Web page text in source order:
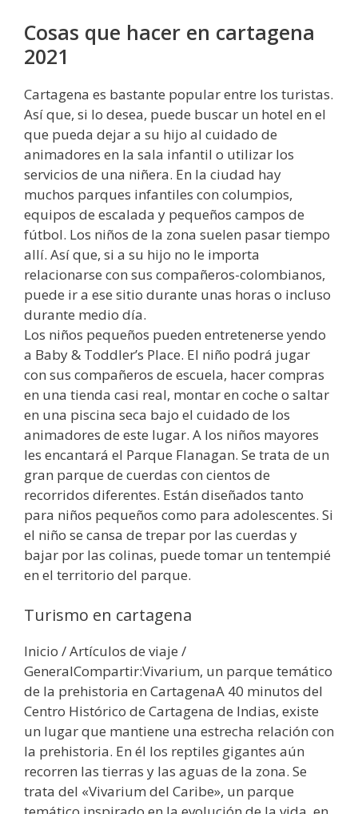
Cosas que hacer en cartagena
2021
Cartagena es bastante popular entre los turistas.
Así que, si lo desea, puede buscar un hotel en el
que pueda dejar a su hijo al cuidado de
animadores en la sala infantil o utilizar los
servicios de una niñera. En la ciudad hay
muchos parques infantiles con columpios,
equipos de escalada y pequeños campos de
fútbol. Los niños de la zona suelen pasar tiempo
allí. Así que, si a su hijo no le importa
relacionarse con sus compañeros-colombianos,
puede ir a ese sitio durante unas horas o incluso
durante medio día.
Los niños pequeños pueden entretenerse yendo
a Baby & Toddler’s Place. El niño podrá jugar
con sus compañeros de escuela, hacer compras
en una tienda casi real, montar en coche o saltar
en una piscina seca bajo el cuidado de los
animadores de este lugar. A los niños mayores
les encantará el Parque Flanagan. Se trata de un
gran parque de cuerdas con cientos de
recorridos diferentes. Están diseñados tanto
para niños pequeños como para adolescentes. Si
el niño se cansa de trepar por las cuerdas y
bajar por las colinas, puede tomar un tentempié
en el territorio del parque.
Turismo en cartagena
Inicio / Artículos de viaje /
GeneralCompartir:Vivarium, un parque temático
de la prehistoria en CartagenaA 40 minutos del
Centro Histórico de Cartagena de Indias, existe
un lugar que mantiene una estrecha relación con
la prehistoria. En él los reptiles gigantes aún
recorren las tierras y las aguas de la zona. Se
trata del «Vivarium del Caribe», un parque